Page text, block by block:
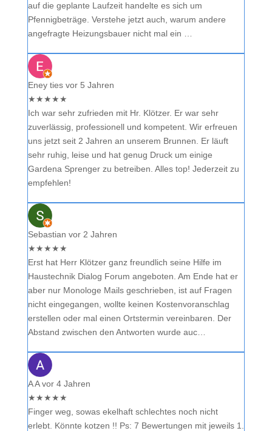
auf die geplante Laufzeit handelte es sich um
Pfennigbeträge. Verstehe jetzt auch, warum andere
angefragte Heizungsbauer nicht mal ein …
Eney ties vor 5 Jahren
★★★★★
Ich war sehr zufrieden mit Hr. Klötzer. Er war sehr
zuverlässig, professionell und kompetent. Wir erfreuen
uns jetzt seit 2 Jahren an unserem Brunnen. Er läuft
sehr ruhig, leise und hat genug Druck um einige
Gardena Sprenger zu betreiben. Alles top! Jederzeit zu
empfehlen!
Sebastian vor 2 Jahren
★★★★★
Erst hat Herr Klötzer ganz freundlich seine Hilfe im
Haustechnik Dialog Forum angeboten. Am Ende hat er
aber nur Monologe Mails geschrieben, ist auf Fragen
nicht eingegangen, wollte keinen Kostenvoranschlag
erstellen oder mal einen Ortstermin vereinbaren. Der
Abstand zwischen den Antworten wurde auc…
A A vor 4 Jahren
★★★★★
Finger weg, sowas ekelhaft schlechtes noch nicht
erlebt. Könnte kotzen !! Ps: 7 Bewertungen mit jeweils 1.